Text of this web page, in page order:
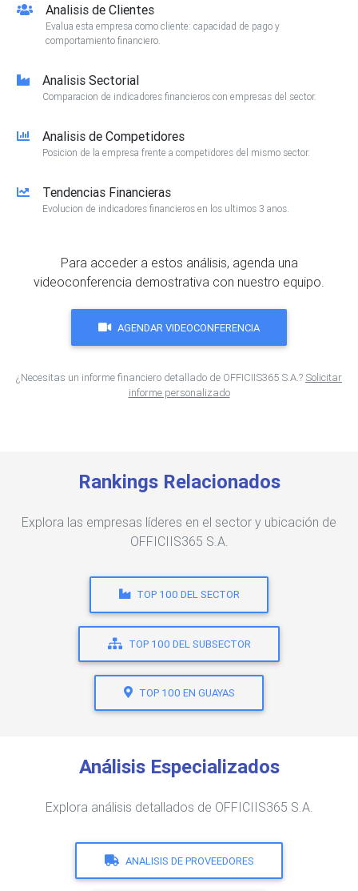
Analisis de Clientes
Evalua esta empresa como cliente: capacidad de pago y
comportamiento financiero.
Analisis Sectorial
Comparacion de indicadores financieros con empresas del sector.
Analisis de Competidores
Posicion de la empresa frente a competidores del mismo sector.
Tendencias Financieras
Evolucion de indicadores financieros en los ultimos 3 anos.
Para acceder a estos análisis, agenda una
videoconferencia demostrativa con nuestro equipo.
AGENDAR VIDEOCONFERENCIA
¿Necesitas un informe financiero detallado de OFFICIIS365 S.A.? Solicitar
informe personalizado
Rankings Relacionados
Explora las empresas líderes en el sector y ubicación de
OFFICIIS365 S.A.
TOP 100 DEL SECTOR
TOP 100 DEL SUBSECTOR
TOP 100 EN GUAYAS
Análisis Especializados
Explora análisis detallados de OFFICIIS365 S.A.
ANALISIS DE PROVEEDORES